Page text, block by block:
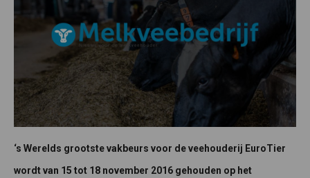
‘s Werelds grootste vakbeurs voor de veehouderij EuroTier
wordt van 15 tot 18 november 2016 gehouden op het